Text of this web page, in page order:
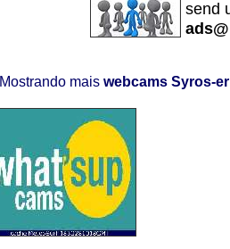
send
Mostrando mais webcams Syros-